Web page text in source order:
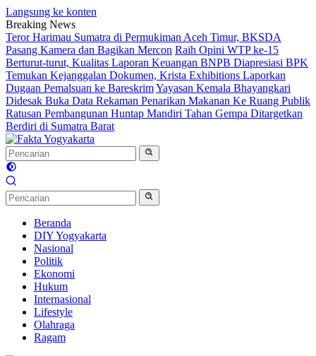
Langsung ke konten
Breaking News
Teror Harimau Sumatra di Permukiman Aceh Timur, BKSDA
Pasang Kamera dan Bagikan Mercon Raih Opini WTP ke-15
Berturut-turut, Kualitas Laporan Keuangan BNPB Diapresiasi BPK
Temukan Kejanggalan Dokumen, Krista Exhibitions Laporkan
Dugaan Pemalsuan ke BareskrimYayasan Kemala Bhayangkari
Didesak Buka Data Rekaman Penarikan Makanan Ke Ruang Publik
Ratusan Pembangunan Huntap Mandiri Tahan Gempa Ditargetkan
Berdiri di Sumatra Barat
Beranda
DIY Yogyakarta
Nasional
Politik
Ekonomi
Hukum
Internasional
Lifestyle
Olahraga
Ragam